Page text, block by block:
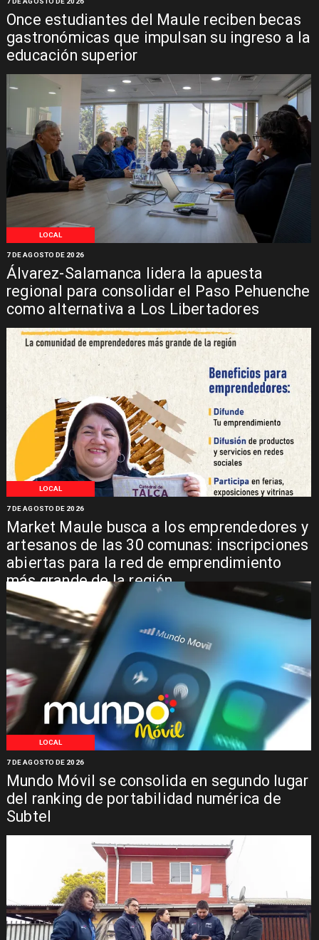
Once estudiantes del Maule reciben becas
gastronómicas que impulsan su ingreso a la
educación superior
LOCAL
Álvarez-Salamanca lidera la apuesta
regional para consolidar el Paso Pehuenche
como alternativa a Los Libertadores
7 DE AGOSTO DE 2026
LOCAL
Market Maule busca a los emprendedores y
artesanos de las 30 comunas: inscripciones
abiertas para la red de emprendimiento
más grande de la región
7 DE AGOSTO DE 2026
LOCAL
Mundo Móvil se consolida en segundo lugar
del ranking de portabilidad numérica de
Subtel
7 DE AGOSTO DE 2026